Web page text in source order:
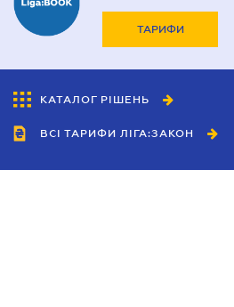
ТАРИФИ
КАТАЛОГ РІШЕНЬ
ВСІ ТАРИФИ ЛІГА:ЗАКОН